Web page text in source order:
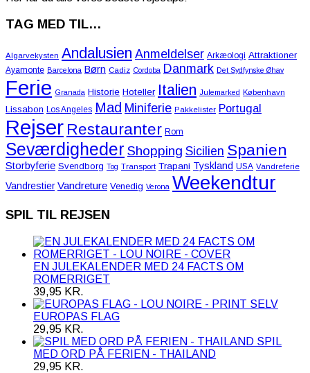
TAG MED TIL…
Algarvekysten Andalusien Anmeldelser Arkæologi Attraktioner
Ayamonte Barcelona Børn Cadiz Cordoba Danmark Det Sydfynske Øhav
Ferie Granada Historie Hoteller Italien Julemarked København
Lissabon Los Angeles Mad Miniferie Pakkelister Portugal
Rejser Restauranter Rom
Seværdigheder Shopping Sicilien Spanien
Storbyferie Svendborg Tog Transport Trapani Tyskland USA Vandreferie
Vandrestier Vandreture Venedig Verona Weekendtur
SPIL TIL REJSEN
EN JULEKALENDER MED 24 FACTS OM
ROMERRIGET
39,95 KR.
EUROPAS FLAG
29,95 KR.
SPIL
MED ORD PÅ FERIEN - THAILAND
29,95 KR.